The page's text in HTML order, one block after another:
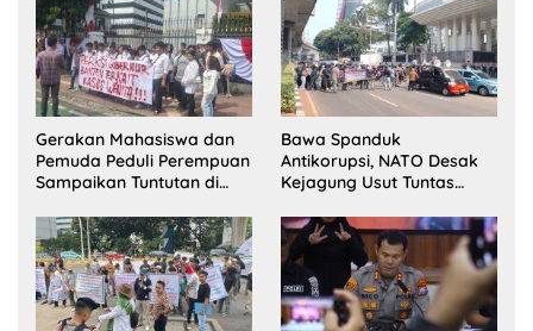
Gerakan Mahasiswa dan
Pemuda Peduli Perempuan
Sampaikan Tuntutan di
Bawa Spanduk
Antikorupsi, NATO Desak
Kejagung Usut Tuntas